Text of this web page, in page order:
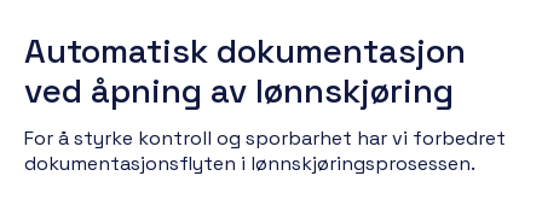
Automatisk dokumentasjon
ved åpning av lønnskjøring
For å styrke kontroll og sporbarhet har vi forbedret
dokumentasjonsflyten i lønnskjøringsprosessen.